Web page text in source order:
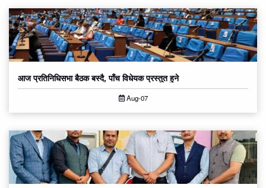
आज प्रतिनिधिसभा बैठक बस्दै, पाँच विधेयक प्रस्तुत हुने
Aug-07